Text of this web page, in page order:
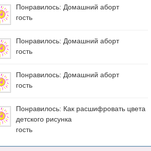
Понравилось: Домашний аборт
гость
Понравилось: Домашний аборт
гость
Понравилось: Домашний аборт
гость
Понравилось: Как расшифровать цвета
детского рисунка
гость